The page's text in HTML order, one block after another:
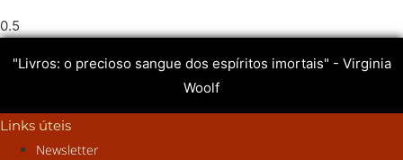
"Livros: o precioso sangue dos espíritos imortais" - Virginia
Woolf
Links úteis
Newsletter